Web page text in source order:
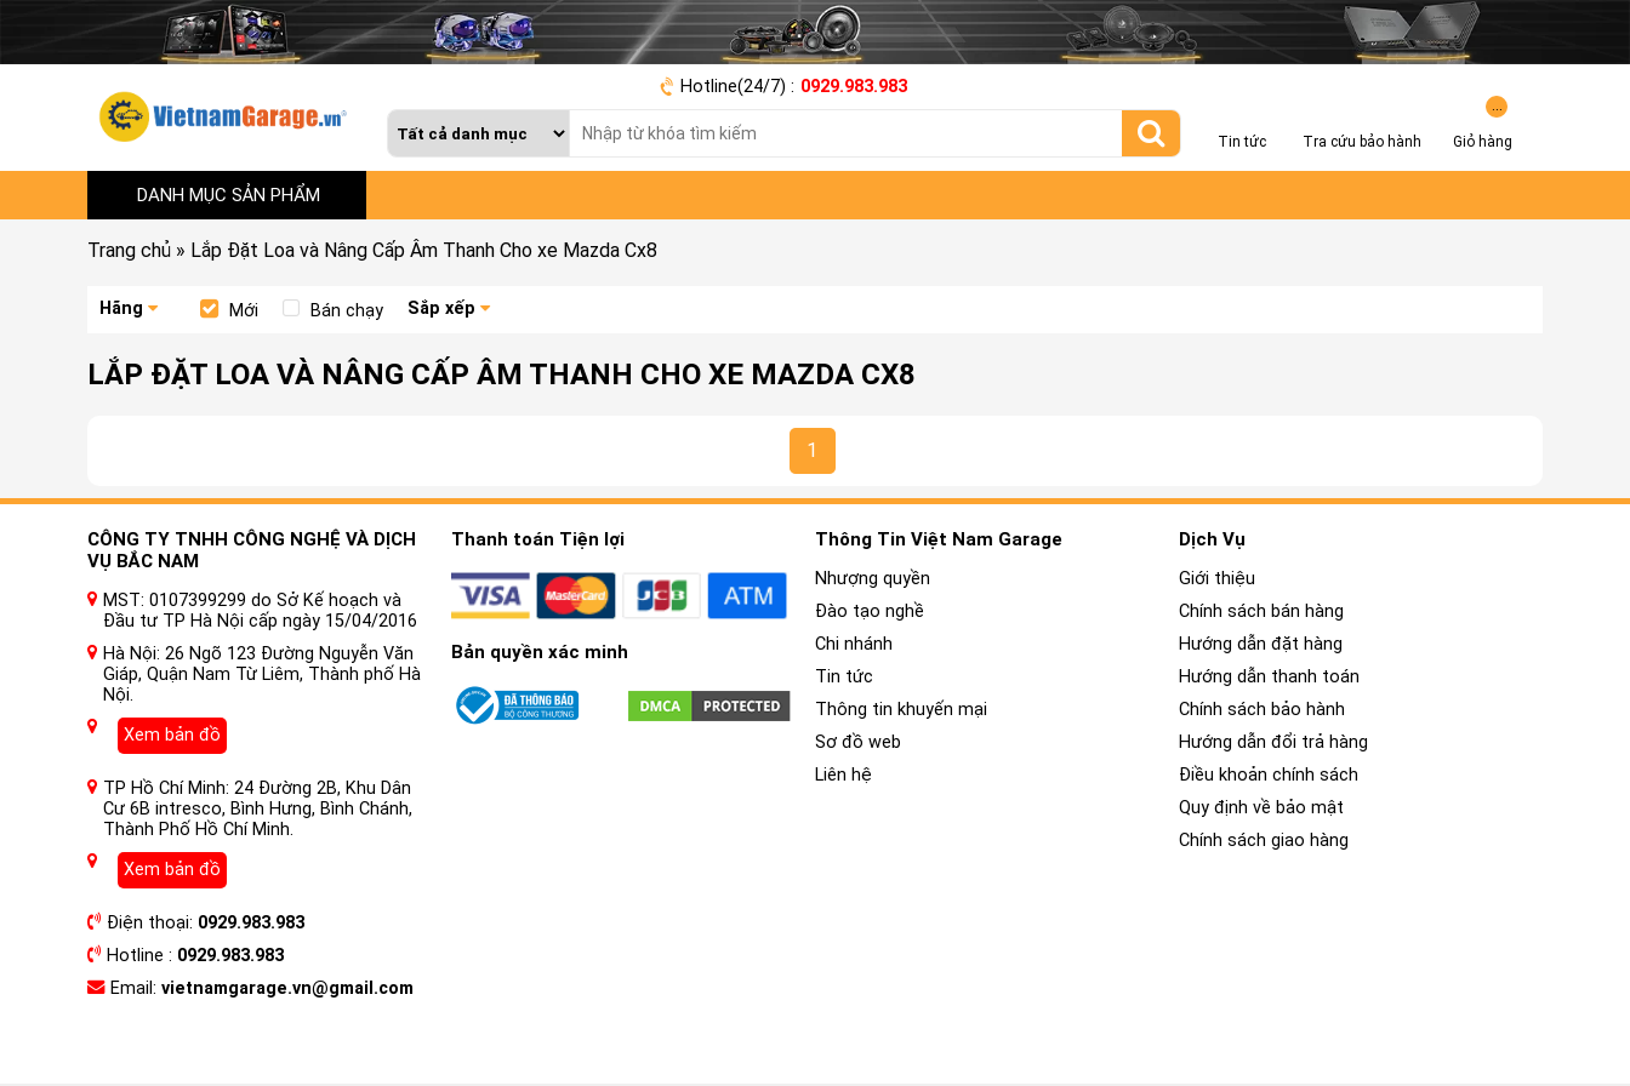
Hotline(24/7) : 0929.983.983
Tin tức Tra cứu bảo hành Giỏ hàng
DANH MỤC SẢN PHẨM
Trang chủ » Lắp Đặt Loa và Nâng Cấp Âm Thanh Cho xe Mazda Cx8
Hãng Mới Bán chạy Sắp xếp
LẮP ĐẶT LOA VÀ NÂNG CẤP ÂM THANH CHO XE MAZDA CX8
1
CÔNG TY TNHH CÔNG NGHỆ VÀ DỊCH
VỤ BẮC NAM
MST: 0107399299 do Sở Kế hoạch và
Đầu tư TP Hà Nội cấp ngày 15/04/2016
Hà Nội: 26 Ngõ 123 Đường Nguyễn Văn
Giáp, Quận Nam Từ Liêm, Thành phố Hà
Nội.
Xem bản đồ
TP Hồ Chí Minh: 24 Đường 2B, Khu Dân
Cư 6B intresco, Bình Hưng, Bình Chánh,
Thành Phố Hồ Chí Minh.
Xem bản đồ
Điện thoại: 0929.983.983
Hotline : 0929.983.983
Email: vietnamgarage.vn@gmail.com
Thanh toán Tiện lợi
Bản quyền xác minh
Thông Tin Việt Nam Garage
Nhượng quyền
Đào tạo nghề
Chi nhánh
Tin tức
Thông tin khuyến mại
Sơ đồ web
Liên hệ
Dịch Vụ
Giới thiệu
Chính sách bán hàng
Hướng dẫn đặt hàng
Hướng dẫn thanh toán
Chính sách bảo hành
Hướng dẫn đổi trả hàng
Điều khoản chính sách
Quy định về bảo mật
Chính sách giao hàng